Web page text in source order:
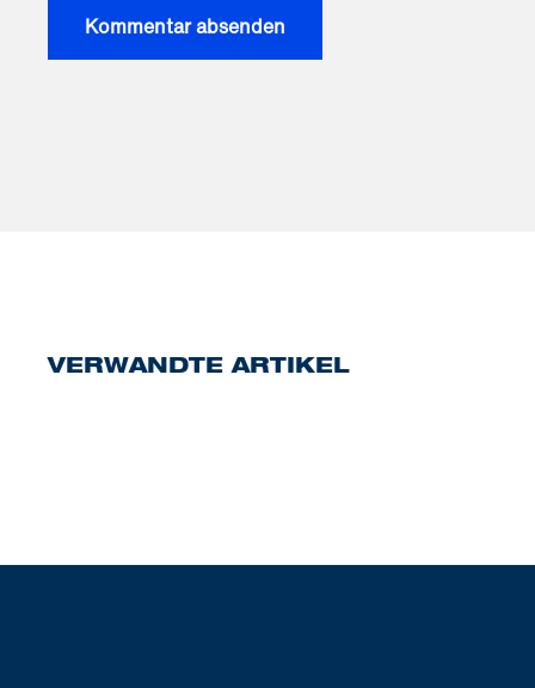
VERWANDTE ARTIKEL